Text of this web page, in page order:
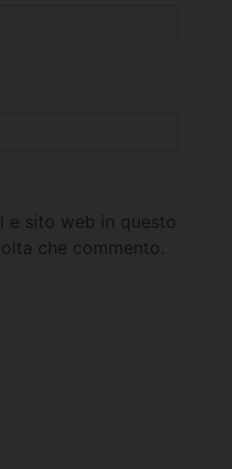
e sito web in questo
che commento.